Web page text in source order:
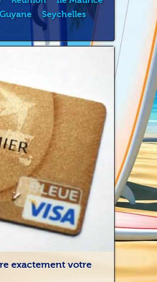
Guyane
Seychelles
exactement votre